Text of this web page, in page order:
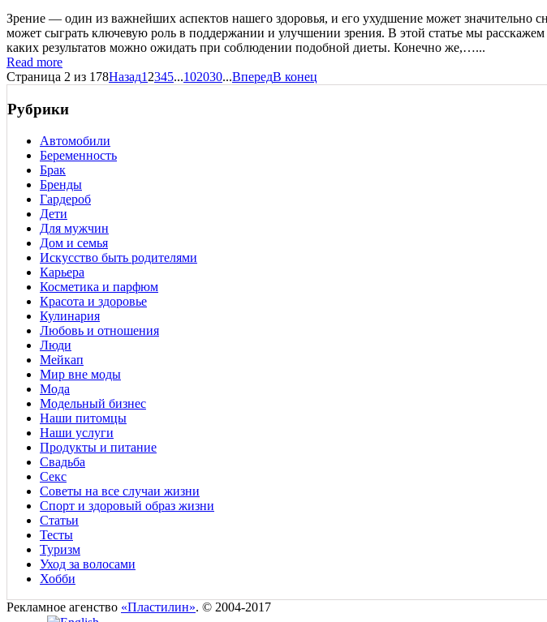
Зрение — один из важнейших аспектов нашего здоровья, и его ухудшение может значительно
может сыграть ключевую роль в поддержании и улучшении зрения. В этой статье мы
каких результатов можно ожидать при соблюдении подобной диеты. Конечно же,…...
Read more
Страница 2 из 178Назад1 2345...102030...ВпередВ конец
Рубрики
Автомобили
Беременность
Брак
Бренды
Гардероб
Дети
Для мужчин
Дом и семья
Искусство быть родителями
Карьера
Косметика и парфюм
Красота и здоровье
Кулинария
Любовь и отношения
Люди
Мейкап
Мир вне моды
Мода
Модельный бизнес
Наши питомцы
Наши услуги
Продукты и питание
Свадьба
Секс
Советы на все случаи жизни
Спорт и здоровый образ жизни
Статьи
Тесты
Туризм
Уход за волосами
Хобби
Рекламное агенство «Пластилин». © 2004-2017